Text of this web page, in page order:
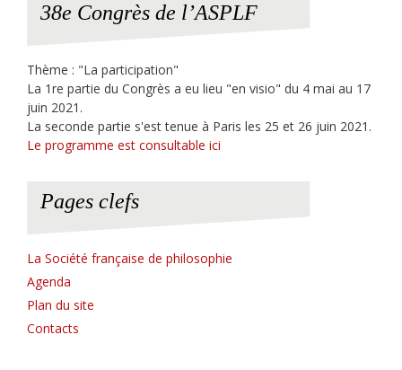
38e Congrès de l’ASPLF
Thème : "La participation"
La 1re partie du Congrès a eu lieu "en visio" du 4 mai au 17
juin 2021.
La seconde partie s'est tenue à Paris les 25 et 26 juin 2021.
Le programme est consultable ici
Pages clefs
La Société française de philosophie
Agenda
Plan du site
Contacts